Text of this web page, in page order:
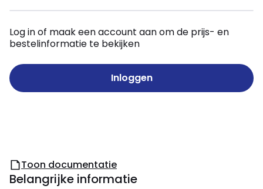
Log in of maak een account aan om de prijs- en
bestelinformatie te bekijken
Inloggen
Toon documentatie
Belangrijke informatie